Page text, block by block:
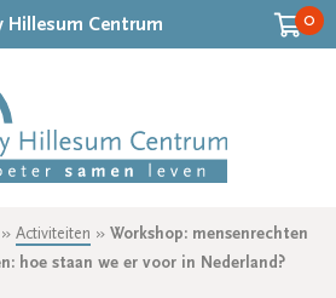
Hillesum Centrum 0
» Activiteiten » Workshop: mensenrechten
hoe staan we er voor in Nederland?